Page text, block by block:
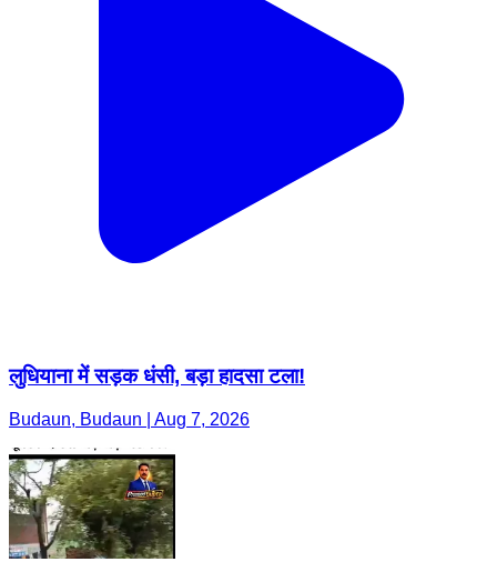
लुधियाना में सड़क धंसी, बड़ा हादसा टला!
Budaun, Budaun | Aug 7, 2026